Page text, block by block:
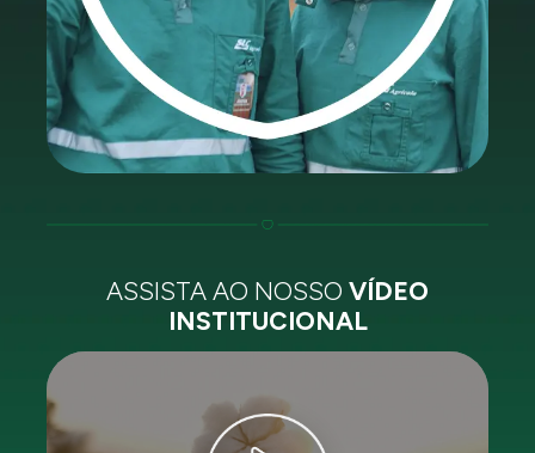
ASSISTA AO NOSSO VÍDEO
INSTITUCIONAL